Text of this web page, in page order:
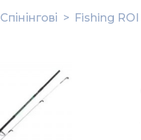
Спінінгові Fishing ROI